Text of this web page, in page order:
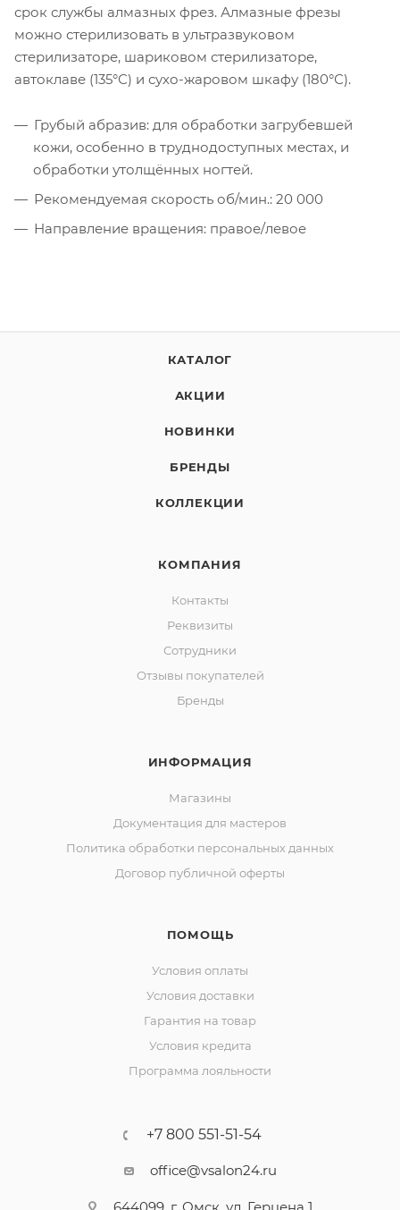
срок службы алмазных фрез. Алмазные фрезы
можно стерилизовать в ультразвуковом
стерилизаторе, шариковом стерилизаторе,
автоклаве (135°С) и сухо-жаровом шкафу (180°С).
Грубый абразив: для обработки загрубевшей
кожи, особенно в труднодоступных местах, и
обработки утолщённых ногтей.
Рекомендуемая скорость об/мин.: 20 000
Направление вращения: правое/левое
КАТАЛОГ
АКЦИИ
НОВИНКИ
БРЕНДЫ
КОЛЛЕКЦИИ
КОМПАНИЯ
Контакты
Реквизиты
Сотрудники
Отзывы покупателей
Бренды
ИНФОРМАЦИЯ
Магазины
Документация для мастеров
Политика обработки персональных данных
Договор публичной оферты
ПОМОЩЬ
Условия оплаты
Условия доставки
Гарантия на товар
Условия кредита
Программа лояльности
+7 800 551-51-54
office@vsalon24.ru